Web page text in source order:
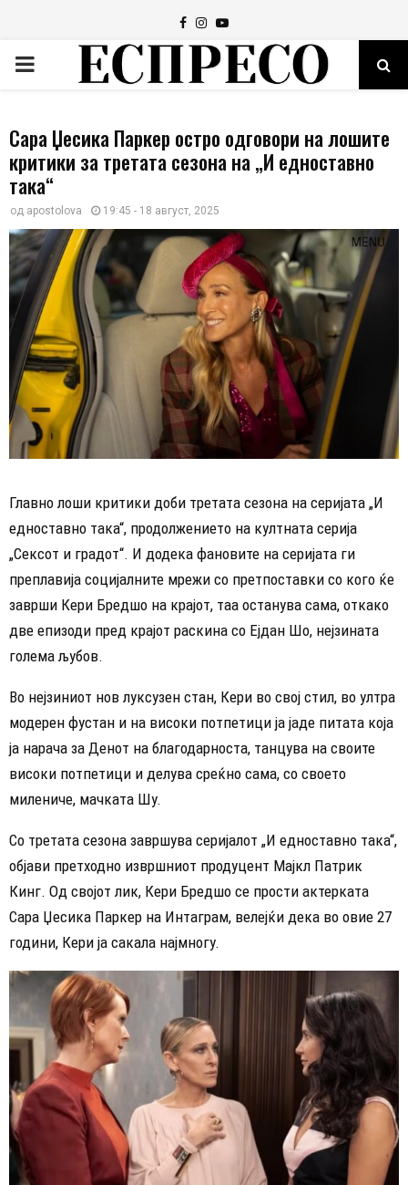
Facebook
Instagram
Youtube
PRIMARY
Сара Џесика Паркер остро одговори на лошите
критики за третата сезона на „И едноставно
така“
од apostolova 19:45 - 18 август, 2025
Главно лоши критики доби третата сезона на серијата „И
едноставно така“, продолжението на култната серија
„Сексот и градот“. И додека фановите на серијата ги
преплавија социјалните мрежи со претпоставки со кого ќе
заврши Кери Бредшо на крајот, таа останува сама, откако
две епизоди пред крајот раскина со Ејдан Шо, нејзината
голема љубов.
Во нејзиниот нов луксузен стан, Кери во свој стил, во ултра
модерен фустан и на високи потпетици ја јаде питата која
ја нарача за Денот на благодарноста, танцува на своите
високи потпетици и делува среќно сама, со своето
милениче, мачката Шу.
Со третата сезона завршува серијалот „И едноставно така“,
објави претходно извршниот продуцент Мајкл Патрик
Кинг. Од својот лик, Кери Бредшо се прости актерката
Сара Џесика Паркер на Интаграм, велејќи дека во овие 27
години, Кери ја сакала најмногу.